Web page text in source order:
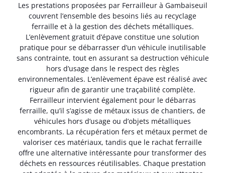
Les prestations proposées par Ferrailleur à Gambaiseuil
couvrent l’ensemble des besoins liés au recyclage
ferraille et à la gestion des déchets métalliques.
L’enlèvement gratuit d’épave constitue une solution
pratique pour se débarrasser d’un véhicule inutilisable
sans contrainte, tout en assurant sa destruction véhicule
hors d’usage dans le respect des règles
environnementales. L’enlèvement épave est réalisé avec
rigueur afin de garantir une traçabilité complète.
Ferrailleur intervient également pour le débarras
ferraille, qu’il s’agisse de métaux issus de chantiers, de
véhicules hors d’usage ou d’objets métalliques
encombrants. La récupération fers et métaux permet de
valoriser ces matériaux, tandis que le rachat ferraille
offre une alternative intéressante pour transformer des
déchets en ressources réutilisables. Chaque prestation